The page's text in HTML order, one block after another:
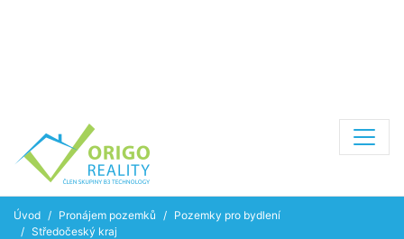
Úvod Pronájem pozemků
Pozemky pro bydlení
Středočeský kraj